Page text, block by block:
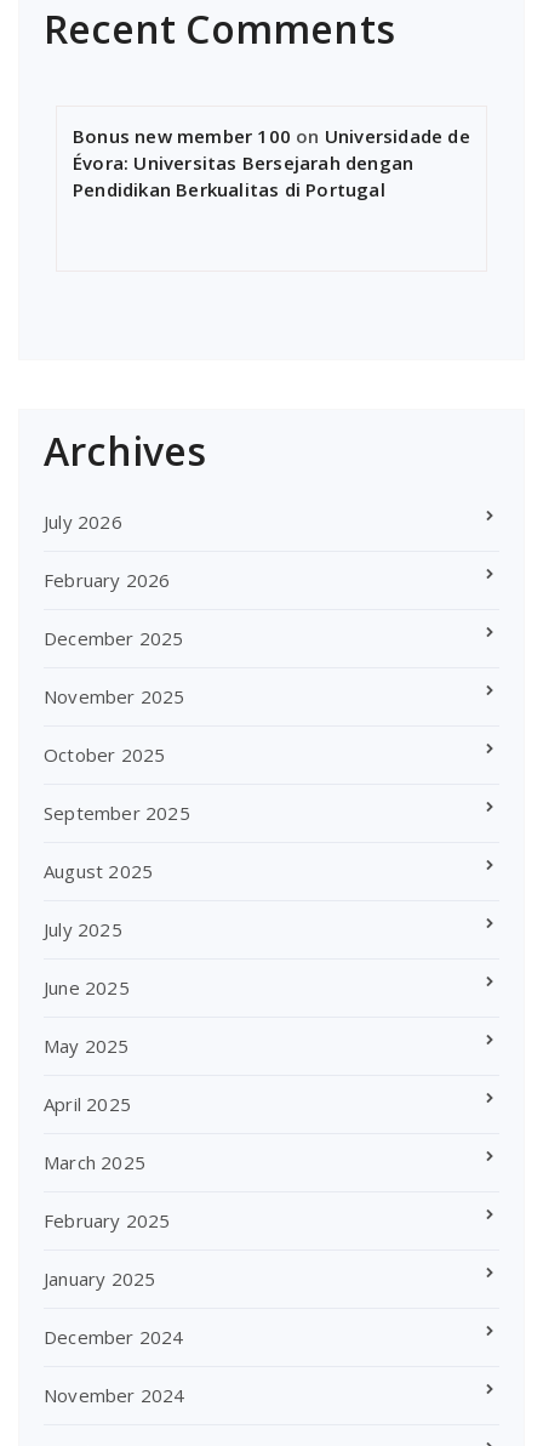
Recent Comments
Bonus new member 100 on Universidade de
Évora: Universitas Bersejarah dengan
Pendidikan Berkualitas di Portugal
Archives
July 2026
February 2026
December 2025
November 2025
October 2025
September 2025
August 2025
July 2025
June 2025
May 2025
April 2025
March 2025
February 2025
January 2025
December 2024
November 2024